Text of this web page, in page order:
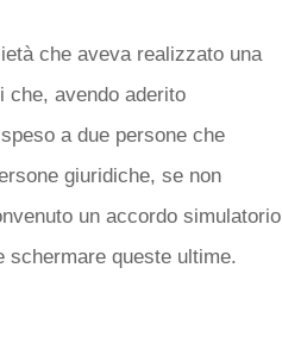
che aveva realizzato una
che, avendo aderito
a due persone che
giuridiche, se non
un accordo simulatorio
schermare queste ultime.